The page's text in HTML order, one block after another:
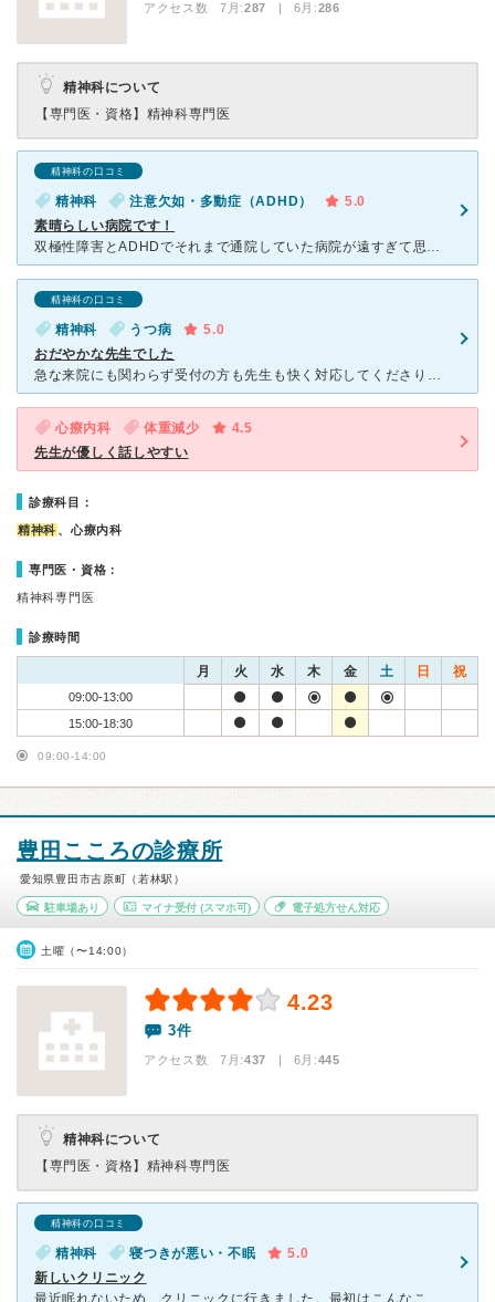
アクセス数 7月:287 | 6月:286
精神科について
【専門医・資格】 精神科専門医
精神科の口コミ
精神科 注意欠如・多動症（ADHD）
5.0
素晴らしい病院です！
双極性障害とADHDでそれまで通院していた病院が遠すぎて思い切ってこちらの病院に変わりました。 予約や問診をアプリでし、思い立ったその日に受診出来ました。 予約時間に遅れそうになり、パニック状態で
精神科の口コミ
精神科 うつ病
5.0
おだやかな先生でした
急な来院にも関わらず受付の方も先生も快く対応してくださり、丁寧かつ優しくてとても安心しました。受付の方に当日中に診察出来ないかと相談したところ、先生と掛け合って下さり無事受診することが出来ました。 精
心療内科 体重減少
4.5
先生が優しく話しやすい
診療科目：
精神科 、心療内科
専門医・資格：
精神科専門医
診療時間
月 火 水 木 金 土 日 祝
09:00-13:00
15:00-18:30
09:00-14:00
豊田こころの診療所
愛知県豊田市吉原町（若林駅）
駐車場あり マイナ受付(スマホ可) 電子処方せん対応
土曜（〜14:00）
4.23
3件
アクセス数 7月:437 | 6月:445
精神科について
【専門医・資格】 精神科専門医
精神科の口コミ
精神科 寝つきが悪い・不眠
5.0
新しいクリニック